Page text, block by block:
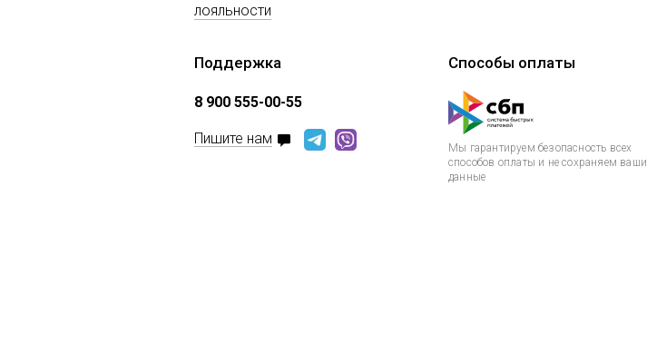
лояльности
Поддержка
8 900 555-00-55
Пишите нам
Способы оплаты
Мы гарантируем безопасность всех
способов оплаты и не сохраняем ваши
данные